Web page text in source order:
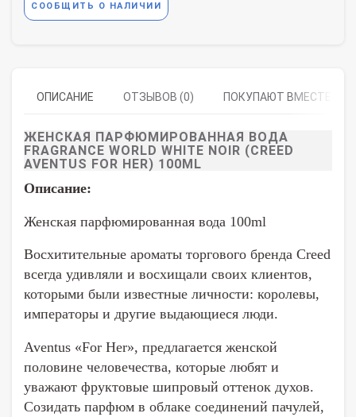
СООБЩИТЬ О НАЛИЧИИ
ОПИСАНИЕ ОТЗЫВОВ (0) ПОКУПАЮТ ВМЕСТЕ
ЖЕНСКАЯ ПАРФЮМИРОВАННАЯ ВОДА
FRAGRANCE WORLD WHITE NOIR (CREED
AVENTUS FOR HER) 100ML
Описание:
Женская парфюмированная вода 100ml
Восхитительные ароматы торгового бренда Creed
всегда удивляли и восхищали своих клиентов,
которыми были известные личности: королевы,
императоры и другие выдающиеся люди.
Aventus «For Her», предлагается женской
половине человечества, которые любят и
уважают фруктовые шипровый оттенок духов.
Созидать парфюм в облаке соединений пачулей,